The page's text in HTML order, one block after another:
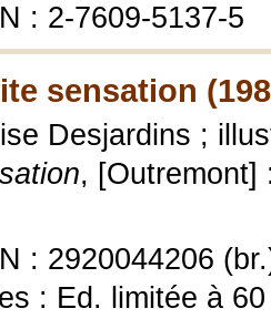
: 2-7609-5137-5
sensation
Desjardins ;
, [Outremont]
: 2920044206
: Ed. limitée à